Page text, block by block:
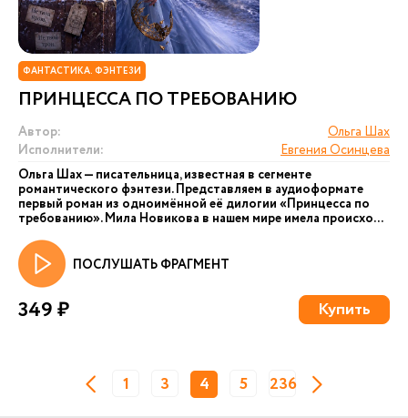
ФАНТАСТИКА. ФЭНТЕЗИ
ПРИНЦЕССА ПО ТРЕБОВАНИЮ
Автор:
Ольга Шах
Исполнители:
Евгения Осинцева
Ольга Шах — писательница, известная в сегменте
романтического фэнтези. Представляем в аудиоформате
первый роман из одноимённой её дилогии «Принцесса по
требованию». Мила Новикова в нашем мире имела происхо...
ПОСЛУШАТЬ ФРАГМЕНТ
349 ₽ Купить
1 3 4 5 236